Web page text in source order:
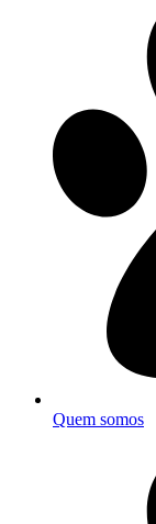
Quem somos